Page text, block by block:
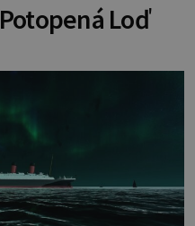
Potopená Loď